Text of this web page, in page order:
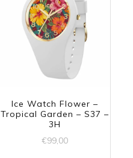
€69,00.
Ice Watch Flower –
Tropical Garden – S37 –
3H
€99,00